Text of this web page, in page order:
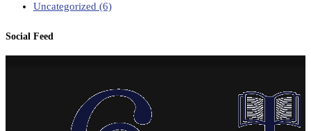
Uncategorized (6)
Social Feed